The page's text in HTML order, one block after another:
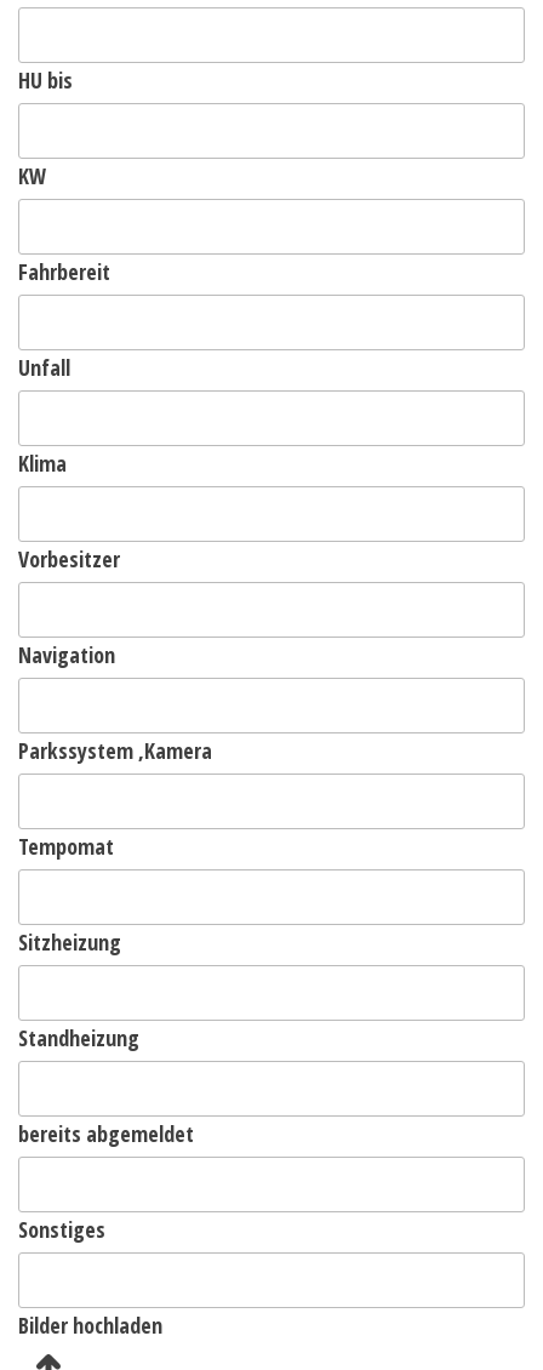
HU bis
KW
Fahrbereit
Unfall
Klima
Vorbesitzer
Navigation
Parkssystem ,Kamera
Tempomat
Sitzheizung
Standheizung
bereits abgemeldet
Sonstiges
Bilder hochladen